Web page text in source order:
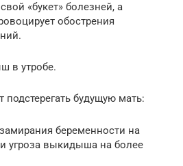
«букет» болезней, а
обострения
в утробе.
подстерегать будущую мать:
беременности на
угроза выкидыша на более